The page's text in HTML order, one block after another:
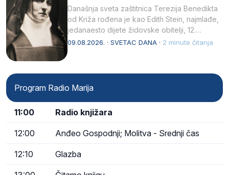
Današnja sveta zaštitnica Terezija Benedikta
od Križa rođena je kao Edith Stein, najmlađe,
jedanaesto dijete židovske obitelji, 12.
listopada 1891, u Wrocławu…
09.08.2026. · SVETAC DANA · 2 minute čitanja
Program Radio Marija
11:00 Radio knjižara
12:00 Anđeo Gospodnji; Molitva - Srednji čas
12:10 Glazba